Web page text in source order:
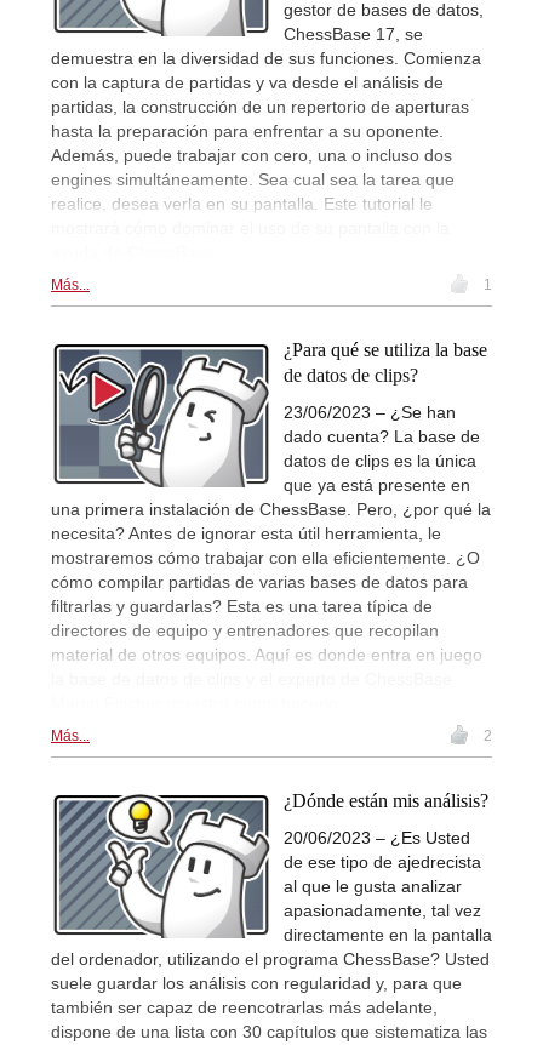
gestor de bases de datos,
ChessBase 17, se
demuestra en la diversidad de sus funciones. Comienza
con la captura de partidas y va desde el análisis de
partidas, la construcción de un repertorio de aperturas
hasta la preparación para enfrentar a su oponente.
Además, puede trabajar con cero, una o incluso dos
engines simultáneamente. Sea cual sea la tarea que
realice, desea verla en su pantalla. Este tutorial le
Más... 1
¿Para qué se utiliza la base
de datos de clips?
23/06/2023 – ¿Se han
dado cuenta? La base de
datos de clips es la única
que ya está presente en
una primera instalación de ChessBase. Pero, ¿por qué la
necesita? Antes de ignorar esta útil herramienta, le
mostraremos cómo trabajar con ella eficientemente. ¿O
cómo compilar partidas de varias bases de datos para
filtrarlas y guardarlas? Esta es una tarea típica de
directores de equipo y entrenadores que recopilan
material de otros equipos. Aquí es donde entra en juego
Más... 2
¿Dónde están mis análisis?
20/06/2023 – ¿Es Usted
de ese tipo de ajedrecista
al que le gusta analizar
apasionadamente, tal vez
directamente en la pantalla
del ordenador, utilizando el programa ChessBase? Usted
suele guardar los análisis con regularidad y, para que
también ser capaz de reencotrarlas más adelante,
dispone de una lista con 30 capítulos que sistematiza las